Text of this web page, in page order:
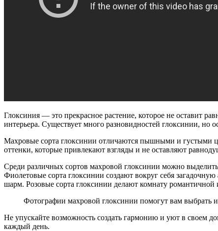
Глоксиния — это прекрасное растение, которое не оставит
интерьера. Существует много разновидностей глоксинии, но
Махровые сорта глоксинии отличаются пышными и густыми
оттенки, которые привлекают взгляды и не оставляют
Среди различных сортов махровой глоксинии можно
Фиолетовые сорта глоксинии создают вокруг себя
шарм. Розовые сорта глоксинии делают комнату
Фотографии махровой глоксинии помогут вам выбрать
Не упускайте возможность создать гармонию и уют в своем
каждый день.